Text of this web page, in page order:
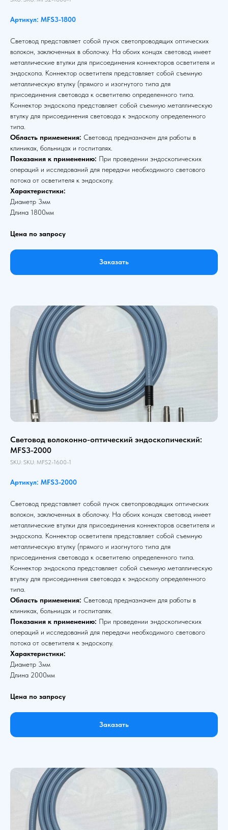
Артикул: MFS3-1800
Световод представляет собой пучок светопроводящих оптических
волокон, заключенных в оболочку. На обоих концах световод имеет
металлические втулки для присоединения коннекторов осветителя и
эндоскопа. Коннектор осветителя представляет собой съемную
металлическую втулку (прямого и изогнутого типа для
присоединения световода к осветителю определенного типа.
Коннектор эндоскопа представляет собой съемную металлическую
втулку для присоединения световода к эндоскопу определенного
типа.
Область применения: Световод предназначен для работы в
клиниках, больницах и госпиталях.
Показания к применению: При проведении эндоскопических
операций и исследований для передачи необходимого светового
потока от осветителя к эндоскопу.
Характеристики:
Диаметр 3мм
Длина 1800мм
Цена по запросу
Заказать
Световод волоконно-оптический эндоскопический:
MFS3-2000
SKU: SKU: MFS2-1600-1
Артикул: MFS3-2000
Световод представляет собой пучок светопроводящих оптических
волокон, заключенных в оболочку. На обоих концах световод имеет
металлические втулки для присоединения коннекторов осветителя и
эндоскопа. Коннектор осветителя представляет собой съемную
металлическую втулку (прямого и изогнутого типа для
присоединения световода к осветителю определенного типа.
Коннектор эндоскопа представляет собой съемную металлическую
втулку для присоединения световода к эндоскопу определенного
типа.
Область применения: Световод предназначен для работы в
клиниках, больницах и госпиталях.
Показания к применению: При проведении эндоскопических
операций и исследований для передачи необходимого светового
потока от осветителя к эндоскопу.
Характеристики:
Диаметр 3мм
Длина 2000мм
Цена по запросу
Заказать